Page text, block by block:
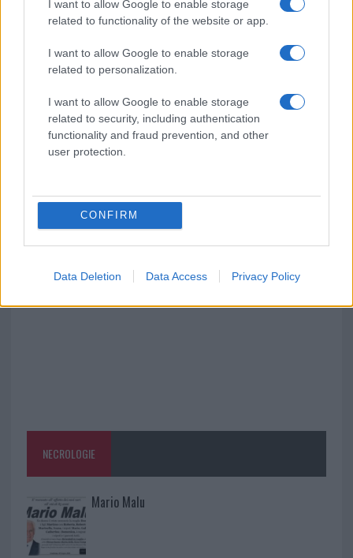
I want to allow Google to enable storage
related to functionality of the website or app.
I want to allow Google to enable storage
related to personalization.
I want to allow Google to enable storage
related to security, including authentication
functionality and fraud prevention, and other
user protection.
CONFIRM
Data Deletion Data Access Privacy Policy
Olbia, divieto di sosta contro spaccio e degrado:
esplode la protesta
Pausa caffè impeccabile: come scegliere la
soluzione ideale per la casa e l’ufficio
Raid nelle campagne di Berchidda, rischio per
la rete elettrica
NECROLOGIE
Mario Malu